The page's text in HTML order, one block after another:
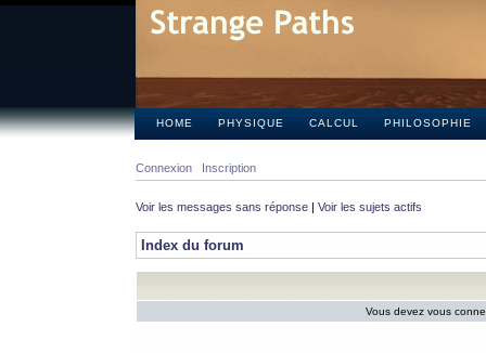
HOME PHYSIQUE CALCUL PHILOSOPHIE
Connexion Inscription
Voir les messages sans réponse | Voir les sujets actifs
Index du forum
Vous devez vous